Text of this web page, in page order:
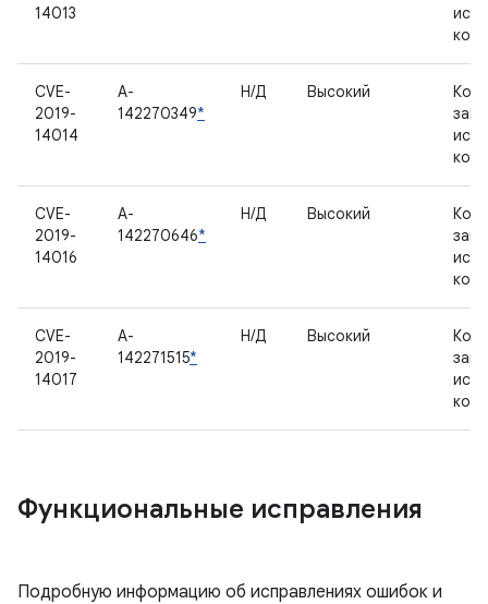
14013
CVE-
2019-
14014
A-
142270349*
Н/Д Высокий
CVE-
2019-
14016
A-
142270646*
Н/Д Высокий
CVE-
2019-
14017
A-
142271515*
Н/Д Высокий
Функциональные исправления
Подробную информацию об исправлениях ошибок и